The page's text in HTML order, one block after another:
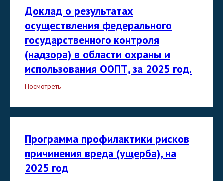
Доклад о результатах
осуществления федерального
государственного контроля
(надзора) в области охраны и
использования ООПТ, за 2025 год.
Посмотреть
Программа профилактики рисков
причинения вреда (ущерба), на
2025 год